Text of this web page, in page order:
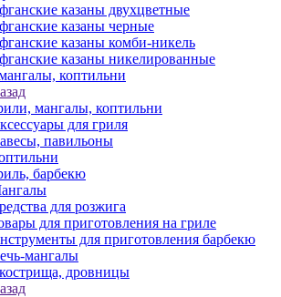
казаны двухцветные
казаны черные
казаны комби-никель
казаны никелированные
коптильни
мангалы, коптильни
для гриля
павильоны
барбекю
для розжига
для приготовления на гриле
для приготовления барбекю
мангалы
дровницы